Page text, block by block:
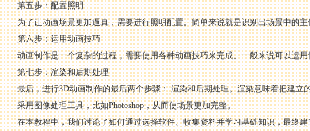
第五步：配置照明
为了让动画场景更加逼真，需要进行照明配置。简单来说就是识别出场景中的
第六步：运用动画技巧
动画制作是一个复杂的过程，需要使用各种动画技巧来完成。一般来说可以运
第七步：渲染和后期处理
最后，进行3D动画制作的最后两个步骤： 渲染和后期处理。渲染意味着把建
采用图像处理工具，比如Photoshop，从而使场景更加完整。
在本教程中，我们讨论了如何通过选择软件、收集资料并学习基础知识，最终